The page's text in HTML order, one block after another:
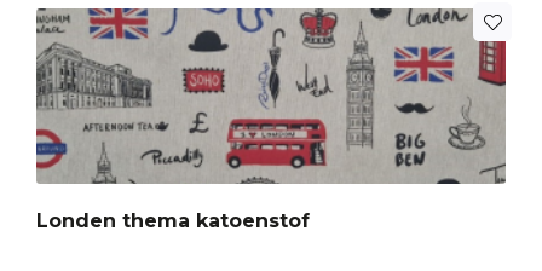
Londen thema katoenstof